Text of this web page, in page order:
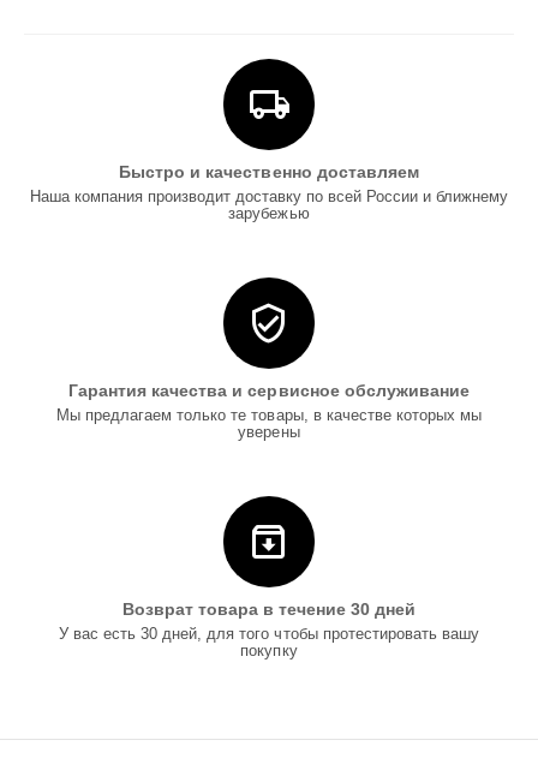
Быстро и качественно доставляем
Наша компания производит доставку по всей России и ближнему
зарубежью
Гарантия качества и сервисное обслуживание
Мы предлагаем только те товары, в качестве которых мы
уверены
Возврат товара в течение 30 дней
У вас есть 30 дней, для того чтобы протестировать вашу
покупку